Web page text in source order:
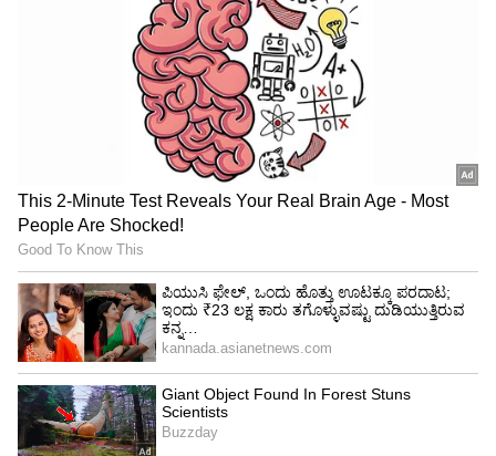
ಈ ವೇಳೆ ಭಾರತದ ದಿಗ್ಗಜ ಹಾಕಿ ಪಟುಗಳಾದ ಧನರಾಜ್‌
ಪಿಳ್ಳೈ, ಅರ್ಜುನ್‌ ಹಾಲಪ್ಪ, ಅಕಾಡೆಮಿ ಸಂಸ್ಥಾಪಕರಾದ
ಲಕನ್ನಾ ಯಶಿಕಾ, ಜೀವನ್‌ ಮಹದೇವನ್‌ ಸೇರಿದಂತೆ
ಪ್ರಮುಖರು ಹಾಜರಿದ್ದರು.